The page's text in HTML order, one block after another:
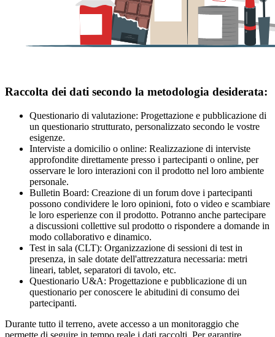
Raccolta dei dati secondo la metodologia desiderata:
Questionario di valutazione: Progettazione e pubblicazione di
un questionario strutturato, personalizzato secondo le vostre
esigenze.
Interviste a domicilio o online: Realizzazione di interviste
approfondite direttamente presso i partecipanti o online, per
osservare le loro interazioni con il prodotto nel loro ambiente
personale.
Bulletin Board: Creazione di un forum dove i partecipanti
possono condividere le loro opinioni, foto o video e scambiare
le loro esperienze con il prodotto. Potranno anche partecipare
a discussioni collettive sul prodotto o rispondere a domande in
modo collaborativo e dinamico.
Test in sala (CLT): Organizzazione di sessioni di test in
presenza, in sale dotate dell'attrezzatura necessaria: metri
lineari, tablet, separatori di tavolo, etc.
Questionario U&A: Progettazione e pubblicazione di un
questionario per conoscere le abitudini di consumo dei
partecipanti.
Durante tutto il terreno, avete accesso a un monitoraggio che
permette di seguire in tempo reale i dati raccolti. Per garantire